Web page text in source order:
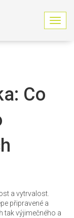
Z
o
Co
a vytrvalost.
připravené a
tak výjimečného a